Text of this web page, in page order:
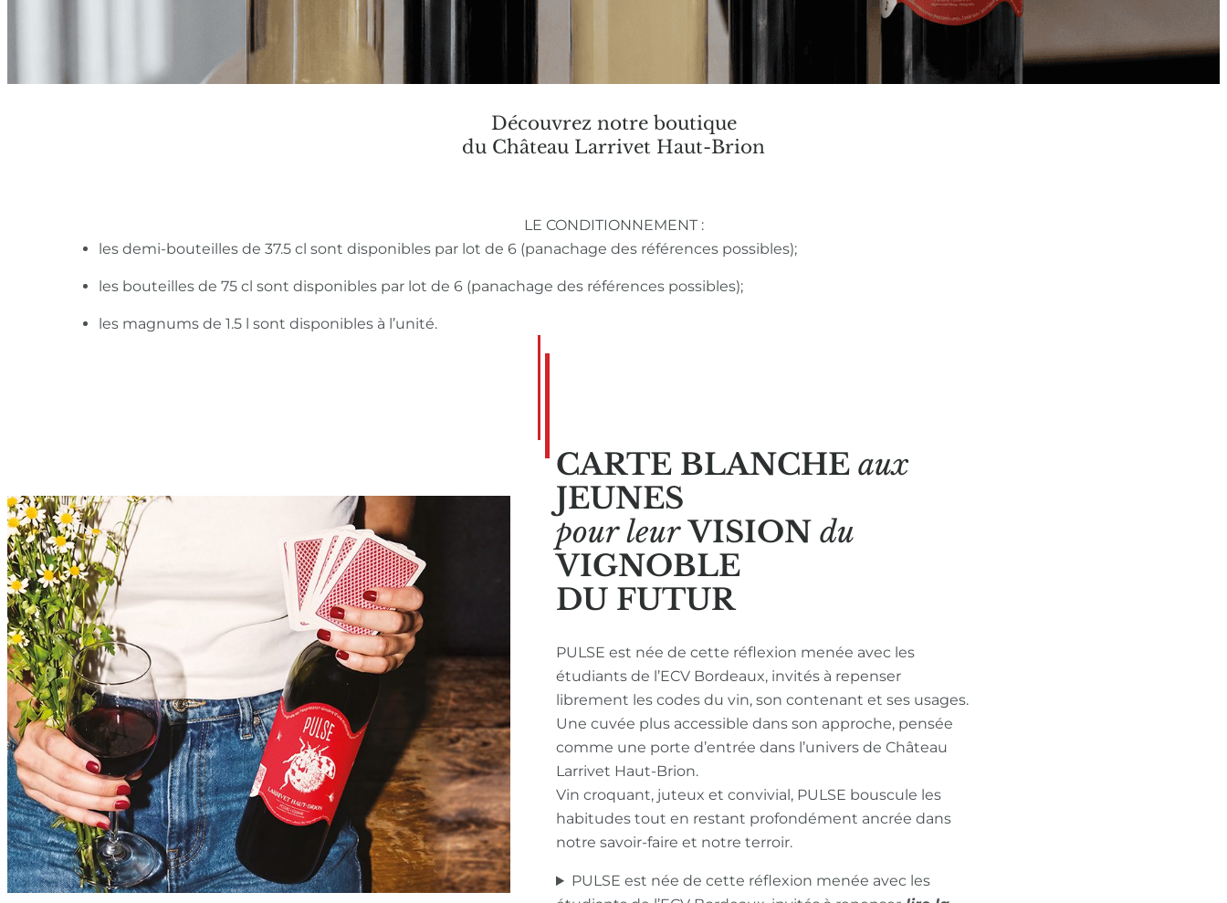
Découvrez notre boutique
du Château Larrivet Haut-Brion
LE CONDITIONNEMENT :
les demi-bouteilles de 37.5 cl sont disponibles par lot de 6 (panachage des références possibles);
les bouteilles de 75 cl sont disponibles par lot de 6 (panachage des références possibles);
les magnums de 1.5 l sont disponibles à l’unité.
CARTE BLANCHE aux
JEUNES
pour leur VISIONdu
VIGNOBLE
DU FUTUR
PULSE est née de cette réflexion menée avec les
étudiants de l’ECV Bordeaux, invités à repenser
librement les codes du vin, son contenant et ses usages.
Une cuvée plus accessible dans son approche, pensée
comme une porte d’entrée dans l’univers de Château
Larrivet Haut-Brion.
Vin croquant, juteux et convivial, PULSE bouscule les
habitudes tout en restant profondément ancrée dans
notre savoir-faire et notre terroir.
PULSE est née de cette réflexion menée avec les